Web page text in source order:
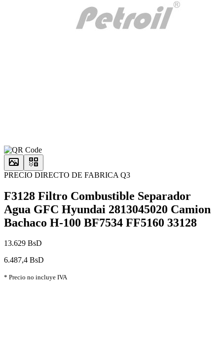
PRECIO DIRECTO DE FABRICA Q3
F3128 Filtro Combustible Separador
Agua GFC Hyundai 2813045020 Camion
Bachaco H-100 BF7534 FF5160 33128
13.629 BsD
6.487,4 BsD
* Precio no incluye IVA